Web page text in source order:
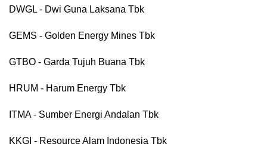
DWGL - Dwi Guna Laksana Tbk
GEMS - Golden Energy Mines Tbk
GTBO - Garda Tujuh Buana Tbk
HRUM - Harum Energy Tbk
ITMA - Sumber Energi Andalan Tbk
KKGI - Resource Alam Indonesia Tbk